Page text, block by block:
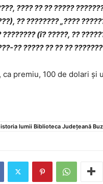
???? ?? ?? ?????
?? ???????? „????
???????? (î? ?????, ??
?? ????? ?? ?? ??
ca premiu, 100 de dolari şi
lumii Biblioteca Județeană